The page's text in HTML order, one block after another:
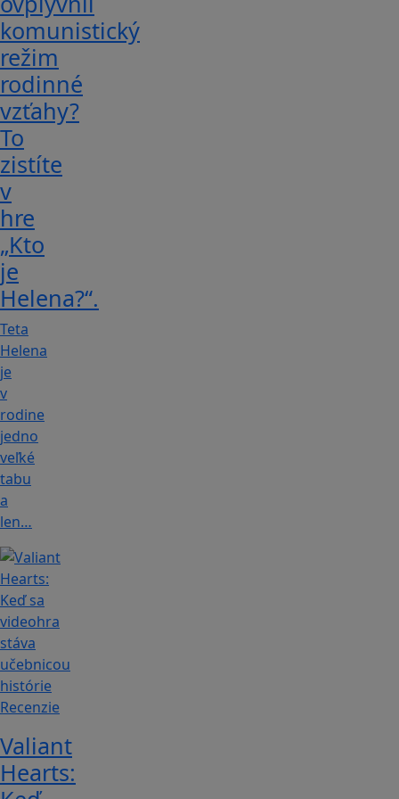
komunistický
režim
rodinné
vzťahy?
To
zistíte
v
hre
„Kto
je
Helena?“.
Teta
Helena
je
v
rodine
jedno
veľké
tabu
a
len…
Recenzie
Valiant
Hearts: